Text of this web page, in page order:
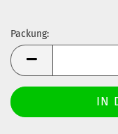
Packung:
Packung